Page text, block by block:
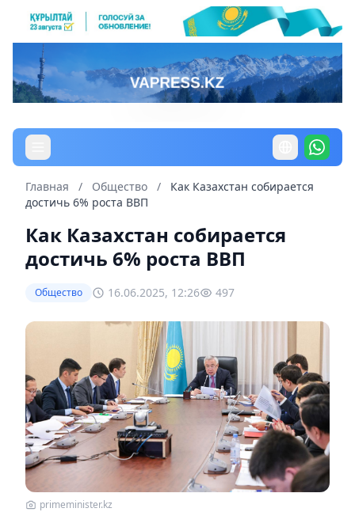
Главная / Общество /
Как Казахстан собирается
достичь 6% роста ВВП
Как Казахстан собирается
достичь 6% роста ВВП
Общество 16.06.2025, 12:26 497
primeminister.kz